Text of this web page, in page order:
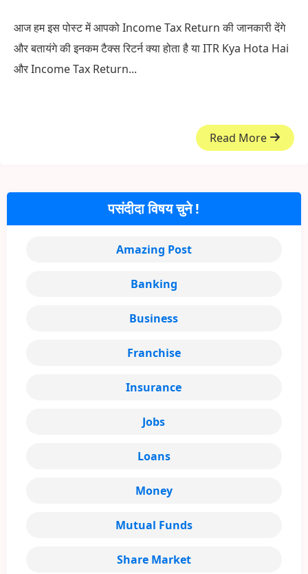
आज हम इस पोस्ट में आपको Income Tax Return की जानकारी देंगे
और बतायंगे की इनकम टैक्स रिटर्न क्या होता है या ITR Kya Hota Hai
और Income Tax Return...
Read More
पसंदीदा विषय चुने !
Amazing Post
Banking
Business
Franchise
Insurance
Jobs
Loans
Money
Mutual Funds
Share Market